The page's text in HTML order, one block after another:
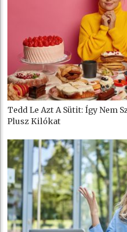
Tedd Le Azt A Sütit: Így Nem
Plusz Kilókat